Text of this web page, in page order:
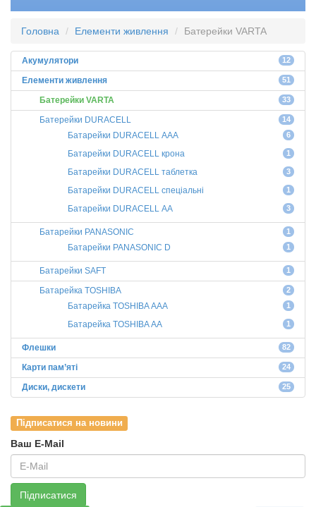
Головна Елементи живлення Батерейки VARTA
Акумулятори 12
Елементи живлення 51
Батерейки VARTA 33
Батерейки DURACELL 14
Батарейки DURACELL ААА 6
Батарейки DURACELL крона 1
Батарейки DURACELL таблетка 3
Батарейки DURACELL спеціальні 1
Батарейки DURACELL АА 3
Батарейки PANASONIC 1
Батарейки PANASONIC D 1
Батарейки SAFT 1
Батарейка TOSHIBA 2
Батарейка TOSHIBA ААА 1
Батарейка TOSHIBA АА 1
Флешки 82
Карти пам’яті 24
Диски, дискети 25
Підписатися на новини
Ваш E-Mail
Підписатися